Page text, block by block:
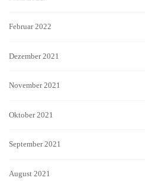
Februar 2022
Dezember 2021
November 2021
Oktober 2021
September 2021
August 2021